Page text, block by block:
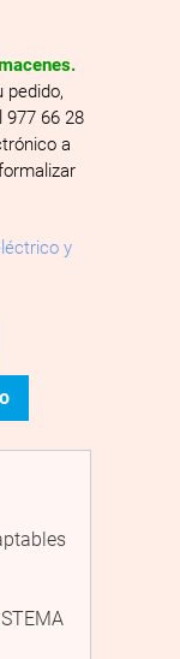
pedido,
977 66 28
a
y